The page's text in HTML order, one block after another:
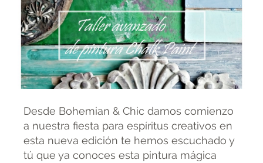
Desde Bohemian & Chic damos comienzo
a nuestra fiesta para espíritus creativos en
esta nueva edición te hemos escuchado y
tú que ya conoces esta pintura mágica